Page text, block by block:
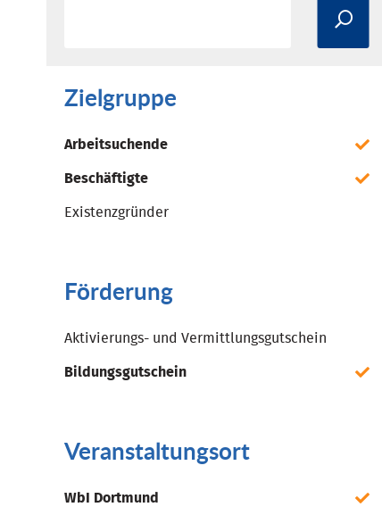
Zielgruppe
Arbeitsuchende
Beschäftigte
Existenzgründer
Förderung
Aktivierungs- und Vermittlungsgutschein
Bildungsgutschein
Veranstaltungsort
WbI Dortmund